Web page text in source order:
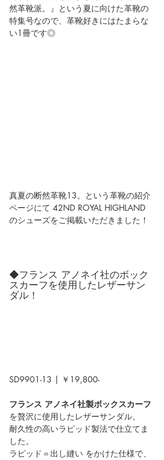
然革靴派。』という夏に向けた革靴の
特集号なので、革靴好きにはたまらな
い1冊です◎
真夏の断然革靴13。という革靴の紹介
ページにて 42ND ROYAL HIGHLAND
のシューズをご掲載いただきました！
◆フランス アノネイ社のボック
スカーフを使用したレザーサン
ダル！
SD9901-13 | ￥19,800-
フランス アノネイ社製ボックスカーフ
を贅沢に使用したレザーサンダル。
耐久性の高いラピッド製法で仕立てま
した。
ラピッド＝出し縫い をかけた仕様で、